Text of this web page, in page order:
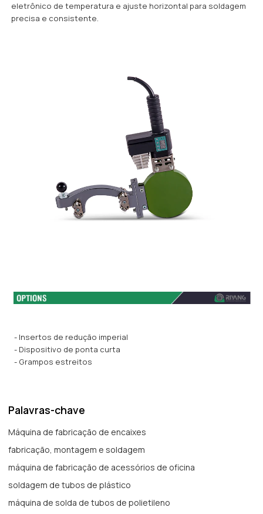
eletrônico de temperatura e ajuste horizontal para soldagem
precisa e consistente.
- Insertos de redução imperial
- Dispositivo de ponta curta
- Grampos estreitos
Palavras-chave
Máquina de fabricação de encaixes
fabricação, montagem e soldagem
máquina de fabricação de acessórios de oficina
soldagem de tubos de plástico
máquina de solda de tubos de polietileno